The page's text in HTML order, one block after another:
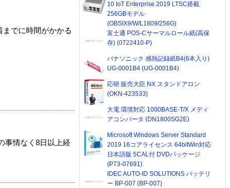
でに時間がかかる
事情なく8日以上経
10 IoT Enterprise 2019 LTSC搭載
256GBモデル
(OBSIX9/W/L1809/256G)
富士通 POS-Cサーマルロール紙(高保
存) (0722410-P)
パナソニック 感熱記録紙B4(6本入り)
UG-0001B4 (UG-0001B4)
応研 販売大臣 NX スタンドアロン
(OKN-423533)
大電 環境対応 1000BASE-T/X メディ
アコンバータ (DN1800SG2E)
Microsoft Windows Server Standard
2019 16コアライセンス 64bitWin対応
日本語版 5CAL付 DVDパッケージ
(P73-07691)
IDEC AUTO-ID SOLUTIONS バッテリ
ー BP-007 (BP-007)